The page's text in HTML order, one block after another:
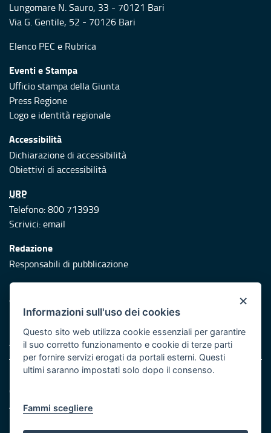
Lungomare N. Sauro, 33 - 70121 Bari
Via G. Gentile, 52 - 70126 Bari
Elenco PEC e Rubrica
Eventi e Stampa
Ufficio stampa della Giunta
Press Regione
Logo e identità regionale
Accessibilità
Dichiarazione di accessibilità
Obiettivi di accessibilità
URP
Telefono: 800 713939
Scrivici:email
Redazione
Responsabili di pubblicazione
Protezione civile
Vai al sito di Protezione Civile Puglia
Iniziativa finanziata con risorse del POR Puglia 2014/2020 -
Asse XI
Note legali
Cookie e privacy
Atti di notifica
×
Informazioni sull'uso dei cookies
Questo sito web utilizza cookie essenziali per garantire
il suo corretto funzionamento e cookie di terze parti
per fornire servizi erogati da portali esterni. Questi
ultimi saranno impostati solo dopo il consenso.
Fammi scegliere